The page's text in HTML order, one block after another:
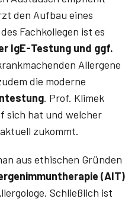
den Aufbau eines
Fachkollegen ist es
IgE-­Testung und ggf.
Allergene
die moderne
. Prof. Klimek
sich hat und welcher
zukommt.
aus ethischen Gründen
(AIT)
Schließlich ist